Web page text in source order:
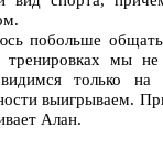
побольше
мы не
только на
выигрываем.
Алан.